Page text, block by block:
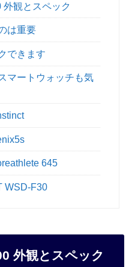
観とスペック
は重要
できます
マートウォッチも気
645
WSD-F30
外観とスペック